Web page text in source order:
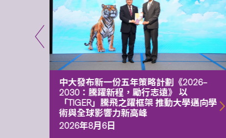
中大發布新一份五年策略計劃《2026‒
2030：騰躍新程，勵行志遠》 以
「TIGER」騰飛之躍框架 推動大學邁向學
術與全球影響力新高峰
2026年8月6日